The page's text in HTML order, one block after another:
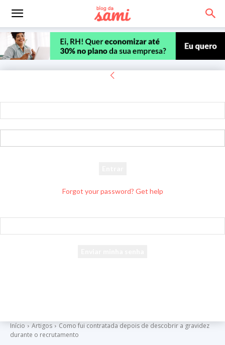
Forgot your password? Get help
Início Artigos
Como fui contratada depois de descobrir a gravidez
durante o recrutamento